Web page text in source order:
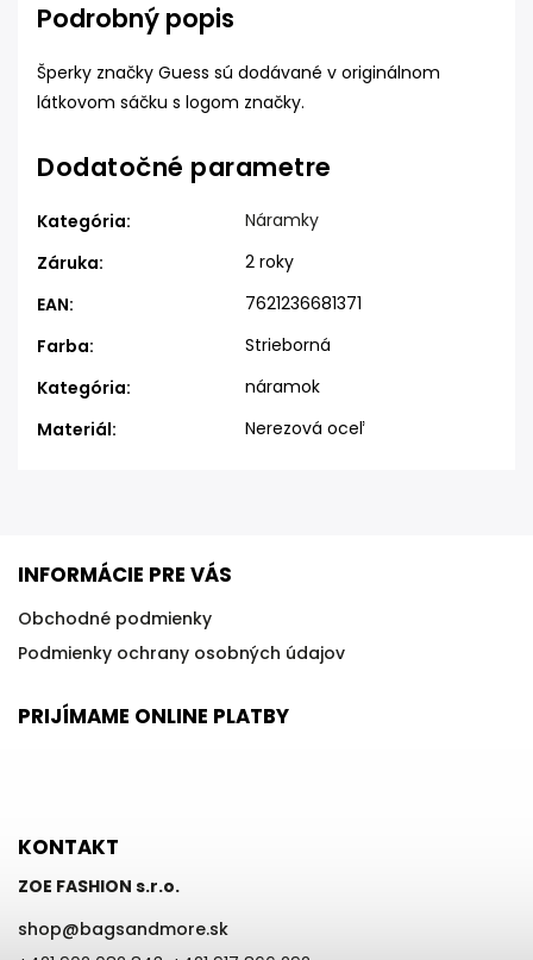
Podrobný popis
Šperky značky Guess sú dodávané v originálnom
látkovom sáčku s logom značky.
Dodatočné parametre
Kategória:
Náramky
Záruka:
2 roky
EAN:
7621236681371
Farba:
Strieborná
Kategória:
náramok
Materiál: Nerezová oceľ
INFORMÁCIE PRE VÁS
Obchodné podmienky
Podmienky ochrany osobných údajov
PRIJÍMAME ONLINE PLATBY
KONTAKT
ZOE FASHION s.r.o.
shop@bagsandmore.sk